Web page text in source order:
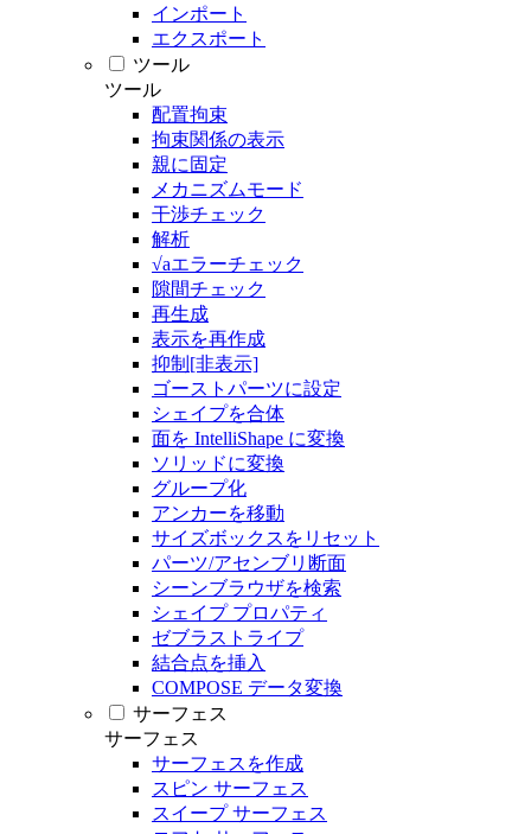
インポート
エクスポート
ツール
ツール
配置拘束
拘束関係の表示
親に固定
メカニズムモード
干渉チェック
解析
√aエラーチェック
隙間チェック
再生成
表示を再作成
抑制[非表示]
ゴーストパーツに設定
シェイプを合体
面を IntelliShape に変換
ソリッドに変換
グループ化
アンカーを移動
サイズボックスをリセット
パーツ/アセンブリ断面
シーンブラウザを検索
シェイプ プロパティ
ゼブラストライプ
結合点を挿入
COMPOSE データ変換
サーフェス
サーフェス
サーフェスを作成
スピン サーフェス
スイープ サーフェス